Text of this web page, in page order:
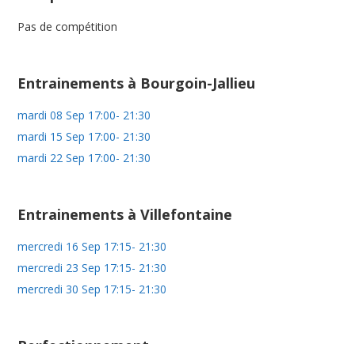
Pas de compétition
Entrainements à Bourgoin-Jallieu
mardi 08 Sep 17:00- 21:30
mardi 15 Sep 17:00- 21:30
mardi 22 Sep 17:00- 21:30
Entrainements à Villefontaine
mercredi 16 Sep 17:15- 21:30
mercredi 23 Sep 17:15- 21:30
mercredi 30 Sep 17:15- 21:30